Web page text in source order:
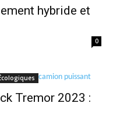
hybride et
0
Tremor 2023 :